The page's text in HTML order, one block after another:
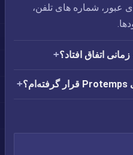
شماره های تلفن،‏